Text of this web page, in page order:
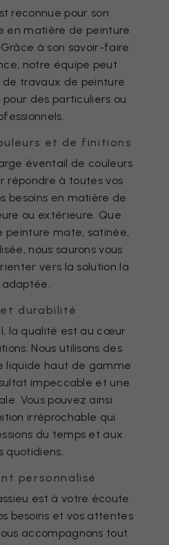
reconnue pour son
en matière de peinture
à son savoir-faire
notre équipe peut
de travaux de peinture
des particuliers ou
et de finitions
éventail de couleurs
répondre à toutes vos
besoins en matière de
ou extérieure. Que
peinture mate, satinée,
nous saurons vous
vers la solution la
adaptée.
durabilité
la qualité est au cœur
Nous utilisons des
liquide haut de gamme
impeccable et une
Vous pouvez ainsi
irréprochable qui
du temps et aux
quotidiens.
personnalisé
est à votre écoute
besoins et vos attentes
accompagnons tout